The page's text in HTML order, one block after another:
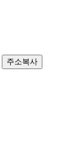
주소복사